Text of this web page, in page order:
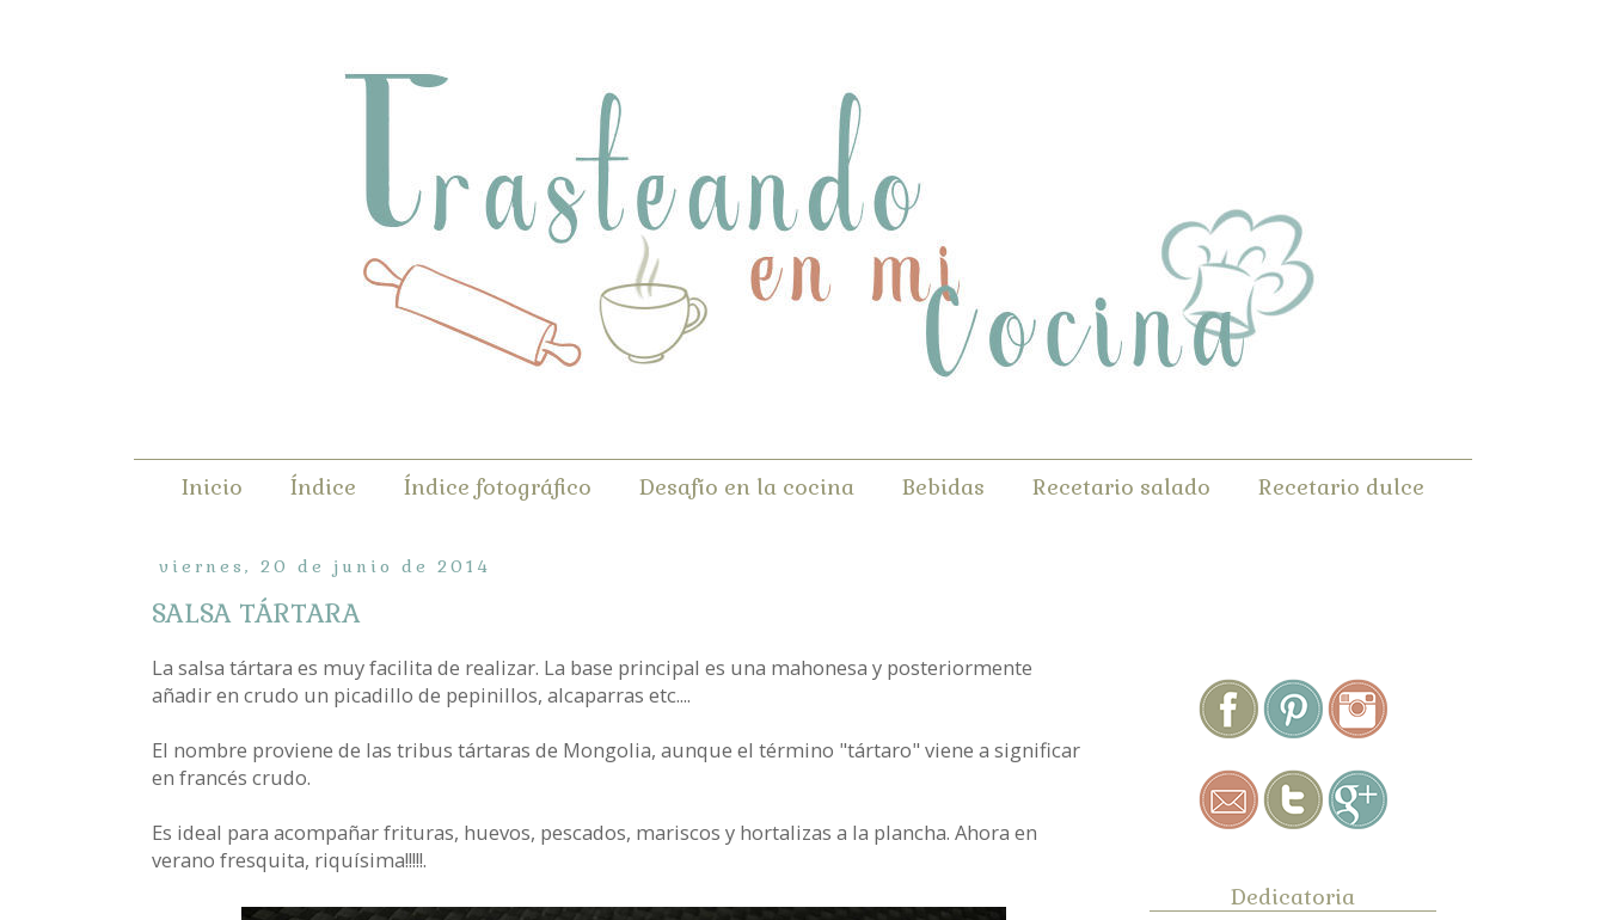
Inicio Índice Índice fotográfico Desafío en la cocina Bebidas Recetario salado Recetario dulce
viernes, 20 de junio de 2014
SALSA TÁRTARA
La salsa tártara es muy facilita de realizar. La base principal es una mahonesa y posteriormente
añadir en crudo un picadillo de pepinillos, alcaparras etc....
El nombre proviene de las tribus tártaras de Mongolia, aunque el término "tártaro" viene a significar
en francés crudo.
Es ideal para acompañar frituras, huevos, pescados, mariscos y hortalizas a la plancha. Ahora en
verano fresquita, riquísima!!!!!.
Dedicatoria